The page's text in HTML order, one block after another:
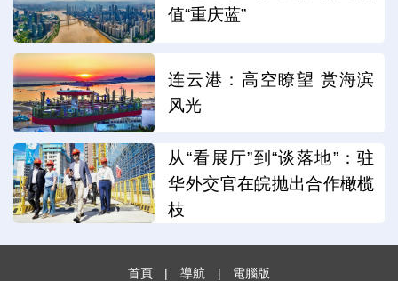
值“重庆蓝”
连云港：高空瞭望 赏海滨
风光
从“看展厅”到“谈落地”：驻
华外交官在皖抛出合作橄榄
枝
首頁 | 導航 | 電腦版